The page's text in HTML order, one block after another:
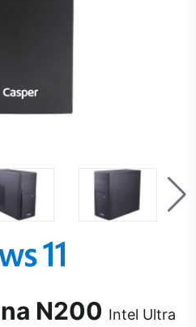
N200 Intel Ultra